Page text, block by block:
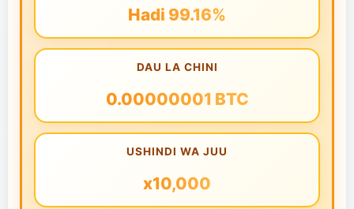
Hadi 99.16%
DAU LA CHINI
0.00000001 BTC
USHINDI WA JUU
x10,000